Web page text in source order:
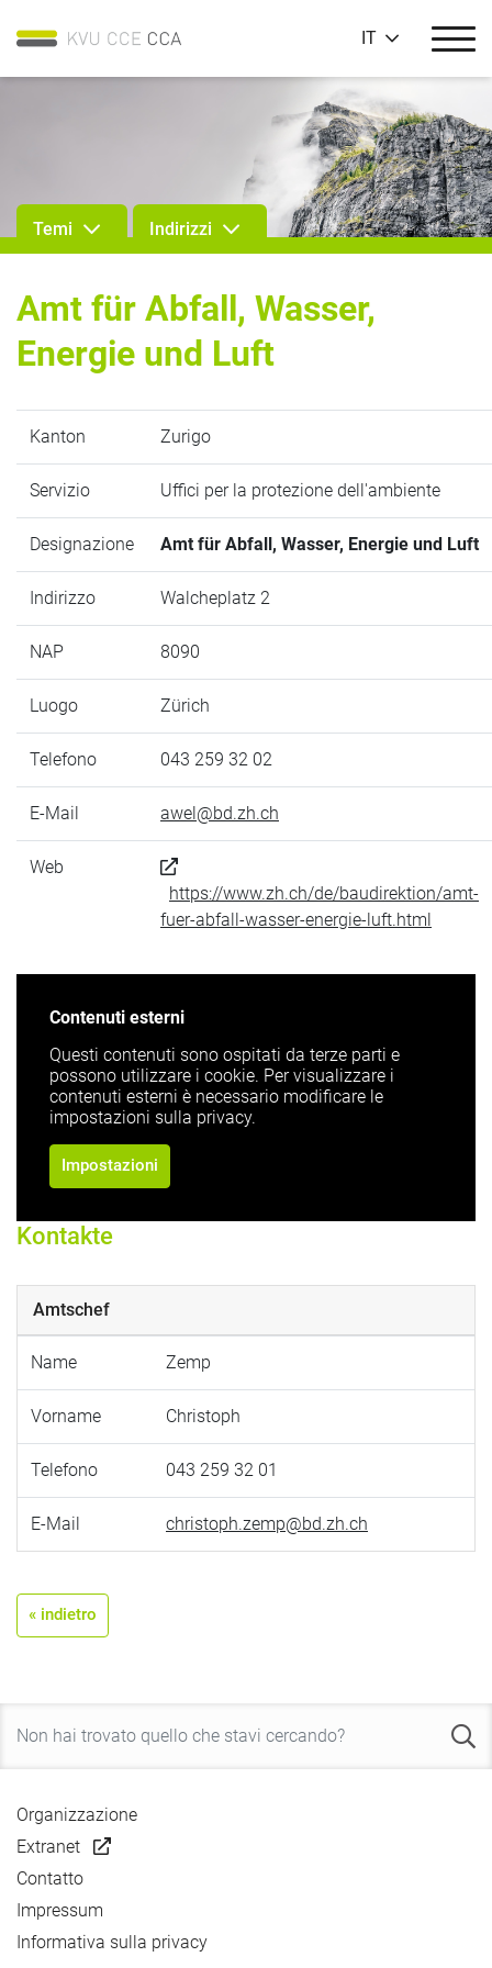
IT
Temi Indirizzi
Amt für Abfall, Wasser,
Energie und Luft
Kanton Zurigo
Servizio Uffici per la protezione dell'ambiente
Designazione Amt für Abfall, Wasser, Energie und Luft
Indirizzo Walcheplatz 2
NAP 8090
Luogo Zürich
Telefono 043 259 32 02
E-Mail awel@bd.zh.ch
Web
https://www.zh.ch/de/baudirektion/amt-
fuer-abfall-wasser-energie-luft.html
Contenuti esterni
Questi contenuti sono ospitati da terze parti e
possono utilizzare i cookie. Per visualizzare i
contenuti esterni è necessario modificare le
impostazioni sulla privacy.
Impostazioni
Kontakte
Amtschef
Name Zemp
Vorname Christoph
Telefono 043 259 32 01
E-Mail christoph.zemp@bd.zh.ch
« indietro
Organizzazione
Extranet
Contatto
Impressum
Informativa sulla privacy